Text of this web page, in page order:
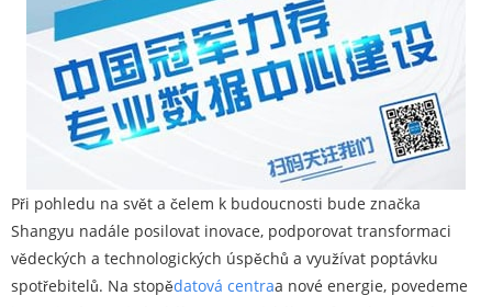
Při pohledu na svět a čelem k budoucnosti bude značka
Shangyu nadále posilovat inovace, podporovat transformaci
vědeckých a technologických úspěchů a využívat poptávku
spotřebitelů. Na stopědatová centraa nové energie, povedeme